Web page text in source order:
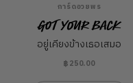
การ์ดอวยพร
Got Your Back
อยู่เคียงข้างเธอเสมอ
฿250.00